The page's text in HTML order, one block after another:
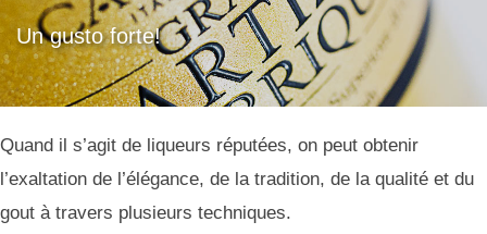
Un gusto forte!
Quand il s’agit de liqueurs réputées, on peut obtenir
l’exaltation de l’élégance, de la tradition, de la qualité et du
gout à travers plusieurs techniques.